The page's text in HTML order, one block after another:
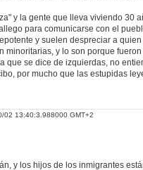
y la gente que lleva viviendo 30
para comunicarse con el
y suelen despreciar a
minoritarias, y lo son porque
que se dice de izquierdas, no
por mucho que las estupidas
02 13:40:3.988000 GMT+2
y los hijos de los inmigrantes